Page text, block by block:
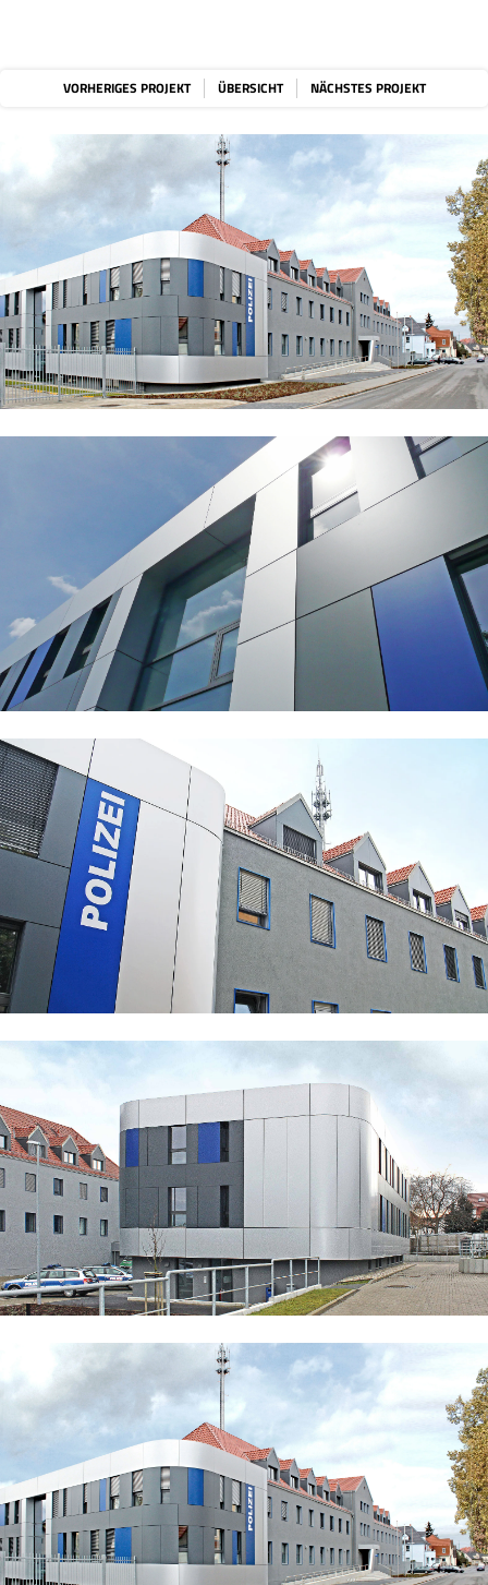
VORHERIGES PROJEKT ÜBERSICHT NÄCHSTES PROJEKT